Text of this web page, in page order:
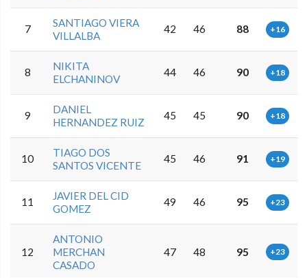
7
SANTIAGO VIERA
VILLALBA
42 46 88 +16
8
NIKITA
ELCHANINOV
44 46 90 +18
9
DANIEL
HERNANDEZ RUIZ
45 45 90 +18
10
TIAGO DOS
SANTOS VICENTE
45 46 91 +19
11
JAVIER DEL CID
GOMEZ
49 46 95 +23
12
ANTONIO
MERCHAN
CASADO
47 48 95 +23